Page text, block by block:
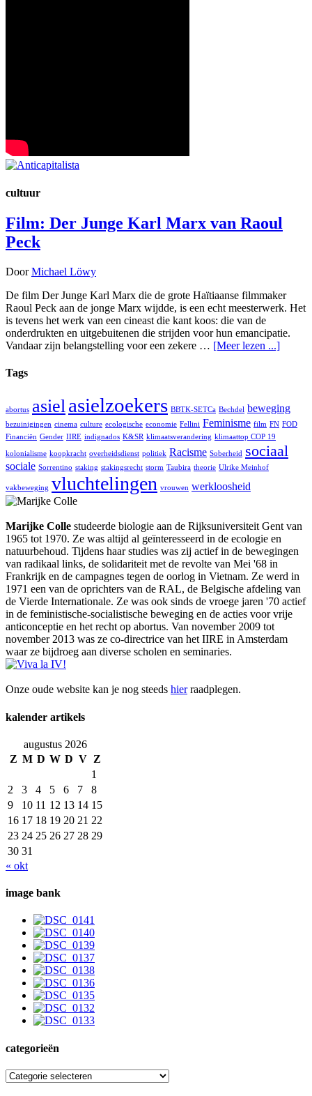
cultuur
Film: Der Junge Karl Marx van Raoul
Peck
DoorMichael Löwy
De film Der Junge Karl Marx die de grote Haïtiaanse filmmaker
Raoul Peck aan de jonge Marx wijdde, is een echt meesterwerk. Het
is tevens het werk van een cineast die kant koos: die van de
onderdrukten en uitgebuitenen die strijden voor hun emancipatie.
Vandaar zijn belangstelling voor een zekere … [Meer lezen ...]
Tags
abortus asielasielzoekers BBTK-SETCa Bechdel beweging
bezuinigingen cinema culture ecologische economie Fellini Feminisme film FN FOD
Financiën Gender IIRE indignados K&SR klimaatsverandering klimaattop COP 19
kolonialisme koopkracht overheidsdienst politiek Racisme Soberheid sociaal
sociale Sorrentino staking stakingsrecht storm Taubira theorie Ulrike Meinhof
vakbeweging vluchtelingen vrouwen werkloosheid
Marijke Colle studeerde biologie aan de Rijksuniversiteit Gent van
1965 tot 1970. Ze was altijd al geïnteresseerd in de ecologie en
natuurbehoud. Tijdens haar studies was zij actief in de bewegingen
van radikaal links, de solidariteit met de revolte van Mei '68 in
Frankrijk en de campagnes tegen de oorlog in Vietnam. Ze werd in
1971 een van de oprichters van de RAL, de Belgische afdeling van
de Vierde Internationale. Ze was ook sinds de vroege jaren '70 actief
in de feministische-socialistische beweging en de acties voor vrije
anticonceptie en het recht op abortus. Van november 2009 tot
november 2013 was ze co-directrice van het IIRE in Amsterdam
waar ze bijdroeg aan diverse scholen en seminaries.
Onze oude website kan je nog steeds hierraadplegen.
kalender artikels
augustus 2026
Z M D W D V Z
1
2
3 4 5 6 7
8
9
10 11 12 13 14 15
16 17 18 19 20 21 22
23 24 25 26 27 28 29
30 31
« okt
image bank
categorieën
categorieën